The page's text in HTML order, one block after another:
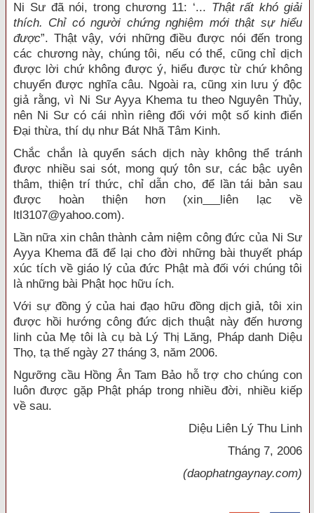
Ni Sư đã nói, trong chương 11: ‘... Thật rất khó giải
thích. Chỉ có người chứng nghiệm mới thật sự hiểu
được”. Thật vậy, với những điều được nói đến trong
các chương này, chúng tôi, nếu có thể, cũng chỉ dịch
được lời chứ không được ý, hiểu được từ chứ không
chuyển được nghĩa câu. Ngoài ra, cũng xin lưu ý độc
giả rằng, vì Ni Sư Ayya Khema tu theo Nguyên Thủy,
nên Ni Sư có cái nhìn riêng đối với một số kinh điển
Đại thừa, thí dụ như Bát Nhã Tâm Kinh.
Chắc chắn là quyển sách dịch này không thể tránh
được nhiều sai sót, mong quý tôn sư, các bậc uyên
thâm, thiện trí thức, chỉ dẫn cho, để lần tái bản sau
được hoàn thiện hơn (xin
liên lạc về
ltl3107@yahoo.com).
Lần nữa xin chân thành cảm niệm công đức của Ni Sư
Ayya Khema đã để lại cho đời những bài thuyết pháp
xúc tích về giáo lý của đức Phật mà đối với chúng tôi
là những bài Phật học hữu ích.
Với sự đồng ý của hai đạo hữu đồng dịch giả, tôi xin
được hồi hướng công đức dịch thuật này đến hương
linh của Mẹ tôi là cụ bà Lý Thị Lăng, Pháp danh Diệu
Thọ, tạ thế ngày 27 tháng 3, năm 2006.
Ngưỡng cầu Hồng Ân Tam Bảo hỗ trợ cho chúng con
luôn được gặp Phật pháp trong nhiều đời, nhiều kiếp
về sau.
Diệu Liên Lý Thu Linh
Tháng 7, 2006
(daophatngaynay.com)